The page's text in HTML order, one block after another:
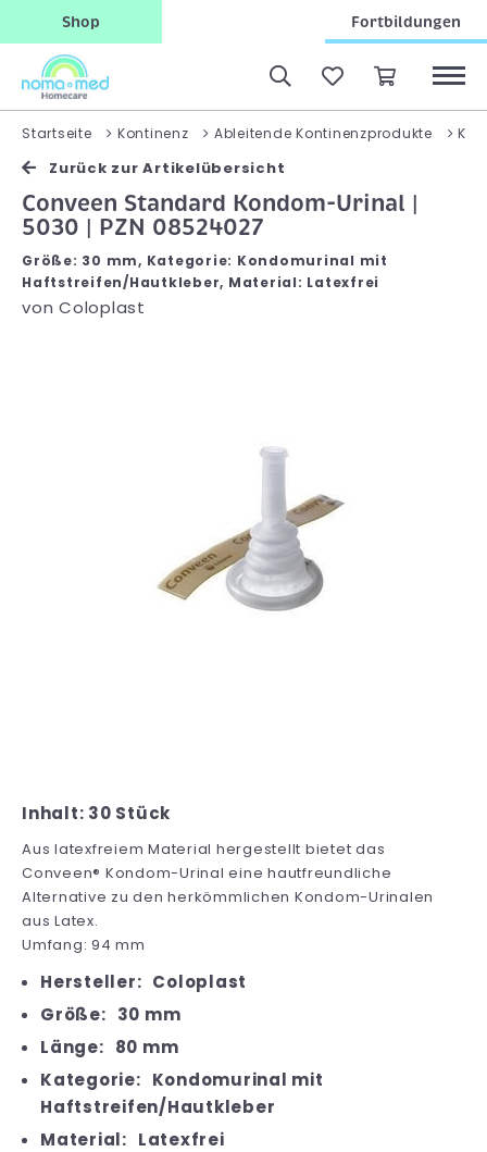
Shop Fortbildungen
Startseite Kontinenz Ableitende Kontinenzprodukte
Zurück zur Artikelübersicht
Conveen Standard Kondom-Urinal |
5030 | PZN 08524027
Größe: 30 mm, Kategorie: Kondomurinal mit
Haftstreifen/Hautkleber, Material: Latexfrei
von Coloplast
Inhalt: 30 Stück
Aus latexfreiem Material hergestellt bietet das
Conveen® Kondom-Urinal eine hautfreundliche
Alternative zu den herkömmlichen Kondom-Urinalen
aus Latex.
Umfang: 94 mm
Hersteller: Coloplast
Größe: 30 mm
Länge: 80 mm
Kategorie: Kondomurinal mit
Haftstreifen/Hautkleber
Material: Latexfrei